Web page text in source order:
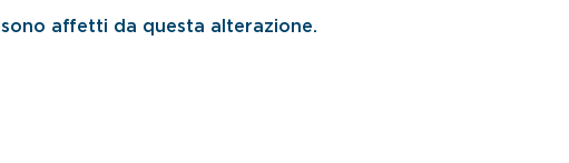
sono affetti da questa alterazione.